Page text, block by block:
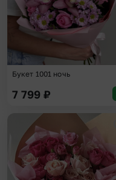
Букет 1001 ночь
7 799 ₽